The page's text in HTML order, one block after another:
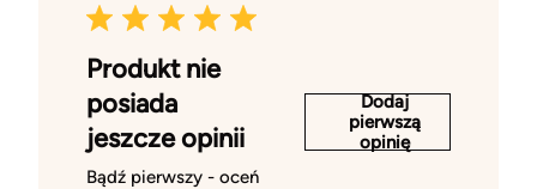
Produkt nie
posiada
jeszcze opinii
Bądź pierwszy - oceń
Dodaj
pierwszą
opinię